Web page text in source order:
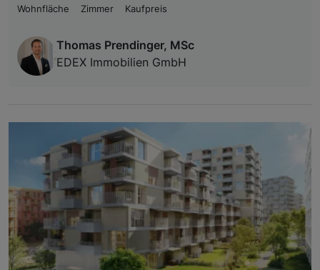
Wohnfläche
Zimmer Kaufpreis
Thomas Prendinger, MSc
EDEX Immobilien GmbH